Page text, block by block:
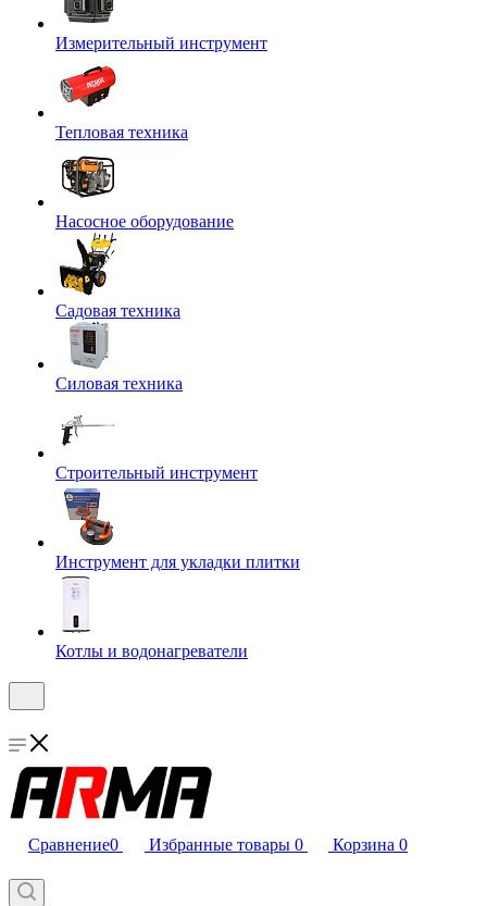
Измерительный инструмент
Тепловая техника
Насосное оборудование
Садовая техника
Силовая техника
Строительный инструмент
Инструмент для укладки плитки
Котлы и водонагреватели
Сравнение0 Избранные товары 0 Корзина 0